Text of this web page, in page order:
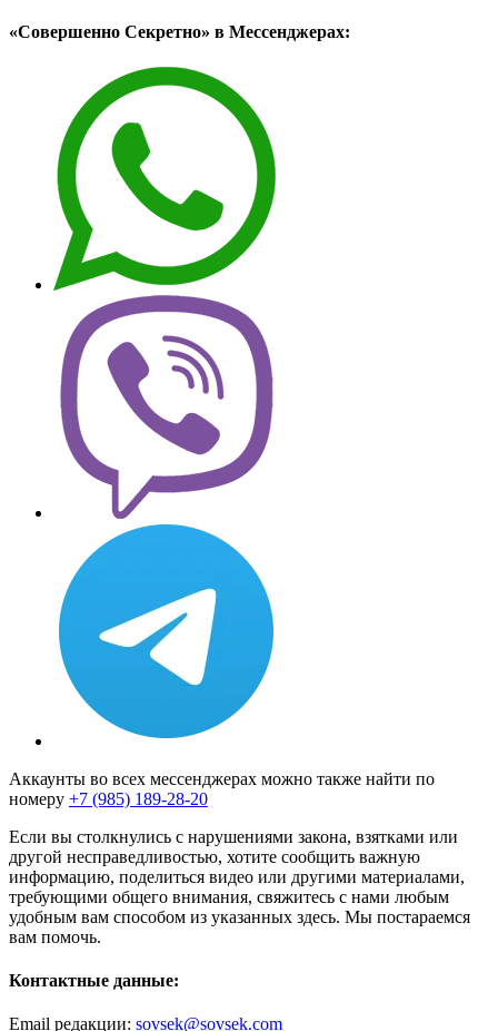
«Совершенно Секретно» в Мессенджерах:
Аккаунты во всех мессенджерах можно также найти по
номеру +7 (985) 189-28-20
Если вы столкнулись с нарушениями закона, взятками или
другой несправедливостью, хотите сообщить важную
информацию, поделиться видео или другими материалами,
требующими общего внимания, свяжитесь с нами любым
удобным вам способом из указанных здесь. Мы постараемся
вам помочь.
Контактные данные:
Email редакции: sovsek@sovsek.com